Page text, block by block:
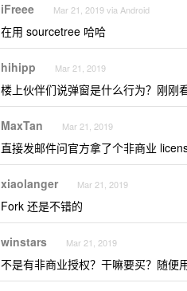
iFreee Mar 21, 2019 via Android
在用 sourcetree 哈哈
hihipp Mar 21, 2019
楼上伙伴们说弹窗是什么行为？刚刚
MaxTan Mar 21, 2019
直接发邮件问官方拿了个非商业
xiaolanger Mar 21, 2019
Fork 还是不错的
winstars Mar 21, 2019
不是有非商业授权？干嘛要买？随便